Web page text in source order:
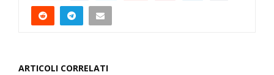
ARTICOLI CORRELATI